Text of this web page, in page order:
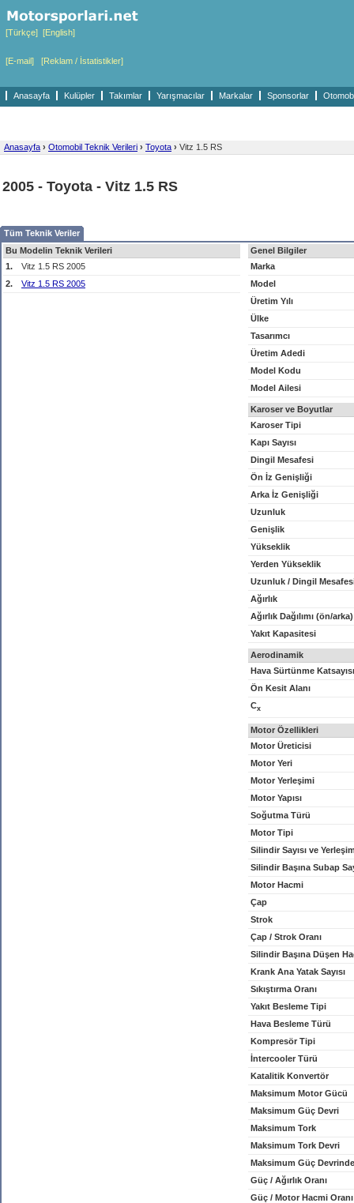
[Türkçe] [English]
[E-mail] [Reklam / İstatistikler]
Anasayfa Kulüpler Takımlar Yarışmacılar Markalar Sponsorlar
Anasayfa › Otomobil Teknik Verileri › Toyota › Vitz 1.5 RS
2005 - Toyota - Vitz 1.5 RS
Tüm Teknik Veriler
Bu Modelin Teknik Verileri
1.
Vitz 1.5 RS 2005
2.
Vitz 1.5 RS 2005
Genel Bilgiler
Marka
Model
Üretim Yılı
Ülke
Tasarımcı
Üretim Adedi
Model Kodu
Model Ailesi
Karoser ve Boyutlar
Karoser Tipi
Kapı Sayısı
Dingil Mesafesi
Ön İz Genişliği
Arka İz Genişliği
Uzunluk
Genişlik
Yükseklik
Yerden Yükseklik
Uzunluk / Dingil
Ağırlık
Ağırlık Dağılımı (ön/arka)
Yakıt Kapasitesi
Aerodinamik
Hava Sürtünme Katsayısı
Ön Kesit Alanı
Cx
Motor Özellikleri
Motor Üreticisi
Motor Yeri
Motor Yerleşimi
Motor Yapısı
Soğutma Türü
Motor Tipi
Silindir Sayısı ve
Silindir Başına Subap
Motor Hacmi
Çap
Strok
Çap / Strok Oranı
Silindir Başına Düşen
Krank Ana Yatak Sayısı
Sıkıştırma Oranı
Yakıt Besleme Tipi
Hava Besleme Türü
Kompresör Tipi
İntercooler Türü
Katalitik Konvertör
Maksimum Motor Gücü
Maksimum Güç Devri
Maksimum Tork
Maksimum Tork Devri
Maksimum Güç
Güç / Ağırlık Oranı
Güç / Motor Hacmi Oranı